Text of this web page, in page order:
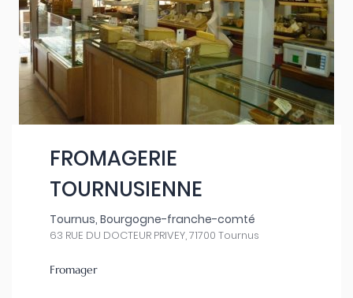
FROMAGERIE
TOURNUSIENNE
Tournus, Bourgogne-franche-comté
63 RUE DU DOCTEUR PRIVEY, 71700 Tournus
Fromager